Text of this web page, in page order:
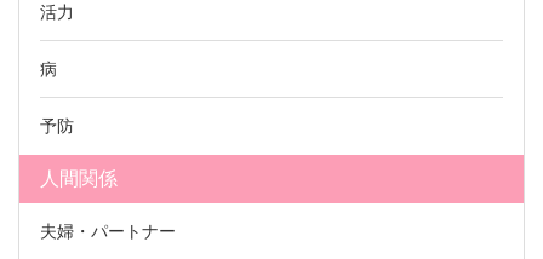
活力
病
予防
人間関係
夫婦・パートナー